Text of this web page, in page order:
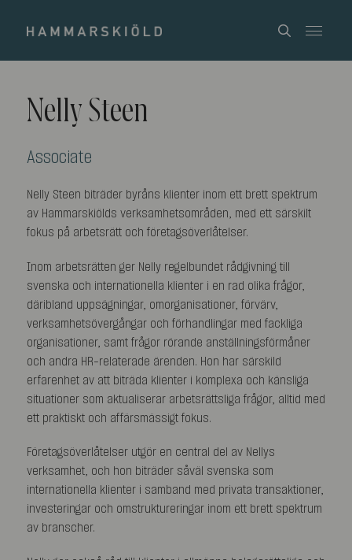
Nelly Steen
Associate
Nelly Steen biträder byråns klienter inom ett brett spektrum
av Hammarskiölds verksamhetsområden, med ett särskilt
fokus på arbetsrätt och företagsöverlåtelser.
Inom arbetsrätten ger Nelly regelbundet rådgivning till
svenska och internationella klienter i en rad olika frågor,
däribland uppsägningar, omorganisationer, förvärv,
verksamhetsövergångar och förhandlingar med fackliga
organisationer, samt frågor rörande anställningsförmåner
och andra HR-relaterade ärenden. Hon har särskild
erfarenhet av att biträda klienter i komplexa och känsliga
situationer som aktualiserar arbetsrättsliga frågor, alltid med
ett praktiskt och affärsmässigt fokus.
Företagsöverlåtelser utgör en central del av Nellys
verksamhet, och hon biträder såväl svenska som
internationella klienter i samband med privata transaktioner,
investeringar och omstruktureringar inom ett brett spektrum
av branscher.